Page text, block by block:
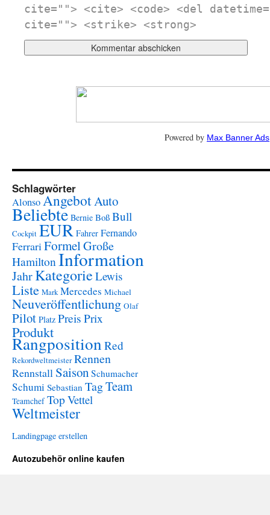
cite=""> <cite> <code> <del
cite=""> <strike> <strong>
Powered by Max Banner Ads
Schlagwörter
AlonsoAngebotAuto
Beliebte Bernie Boß Bull
Cockpit EUR Fahrer Fernando
FerrariFormelGroße
HamiltonInformation
JahrKategorie Lewis
Liste Mark Mercedes Michael
Neuveröffentlichung Olaf
Pilot Platz Preis Prix
Produkt
Rangposition Red
Rekordweltmeister Rennen
Rennstall Saison Schumacher
Schumi Sebastian TagTeam
Teamchef TopVettel
Weltmeister
Landingpage erstellen
Autozubehör online kaufen